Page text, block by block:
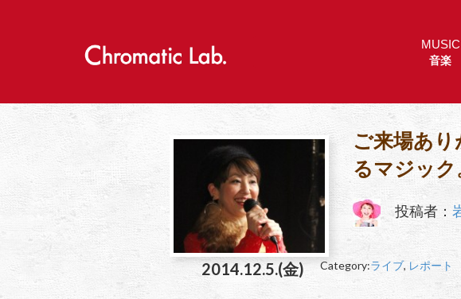
c
MUSIC
音楽
ご来場あ
るマジック
投稿者：
2014.12.5.(金) Category:ライブ, レポート